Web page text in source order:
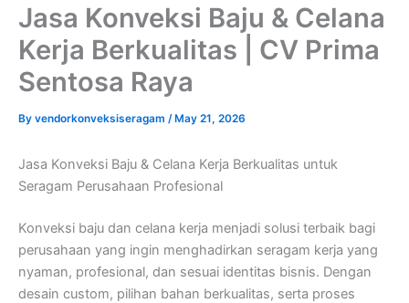
Jasa Konveksi Baju & Celana
Kerja Berkualitas | CV Prima
Sentosa Raya
By vendorkonveksiseragam /May 21, 2026
Jasa Konveksi Baju & Celana Kerja Berkualitas untuk
Seragam Perusahaan Profesional
Konveksi baju dan celana kerja menjadi solusi terbaik bagi
perusahaan yang ingin menghadirkan seragam kerja yang
nyaman, profesional, dan sesuai identitas bisnis. Dengan
desain custom, pilihan bahan berkualitas, serta proses